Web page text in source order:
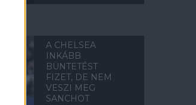
A CHELSEA
INKÁBB
BÜNTETÉST
FIZET, DE NEM
VESZI MEG
SANCHOT